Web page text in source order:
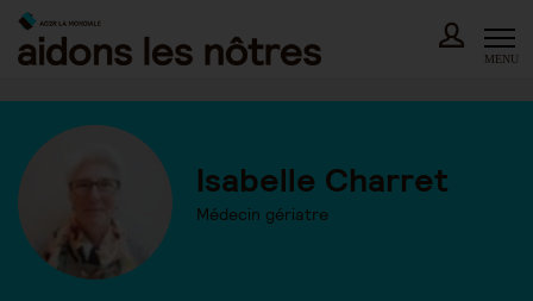
Skip
content
MENU
Isabelle Charret
Médecin gériatre